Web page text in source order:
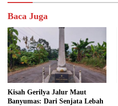
Baca Juga
Kisah Gerilya Jalur Maut
Banyumas: Dari Senjata Lebah